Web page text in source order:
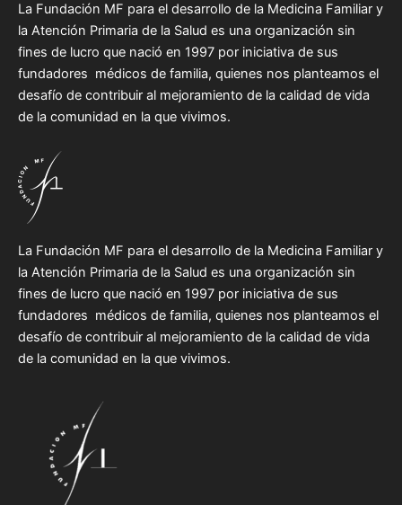
La Fundación MF para el desarrollo de la Medicina Familiar y
la Atención Primaria de la Salud es una organización sin
fines de lucro que nació en 1997 por iniciativa de sus
fundadores médicos de familia, quienes nos planteamos el
desafío de contribuir al mejoramiento de la calidad de vida
de la comunidad en la que vivimos.
La Fundación MF para el desarrollo de la Medicina Familiar y
la Atención Primaria de la Salud es una organización sin
fines de lucro que nació en 1997 por iniciativa de sus
fundadores médicos de familia, quienes nos planteamos el
desafío de contribuir al mejoramiento de la calidad de vida
de la comunidad en la que vivimos.